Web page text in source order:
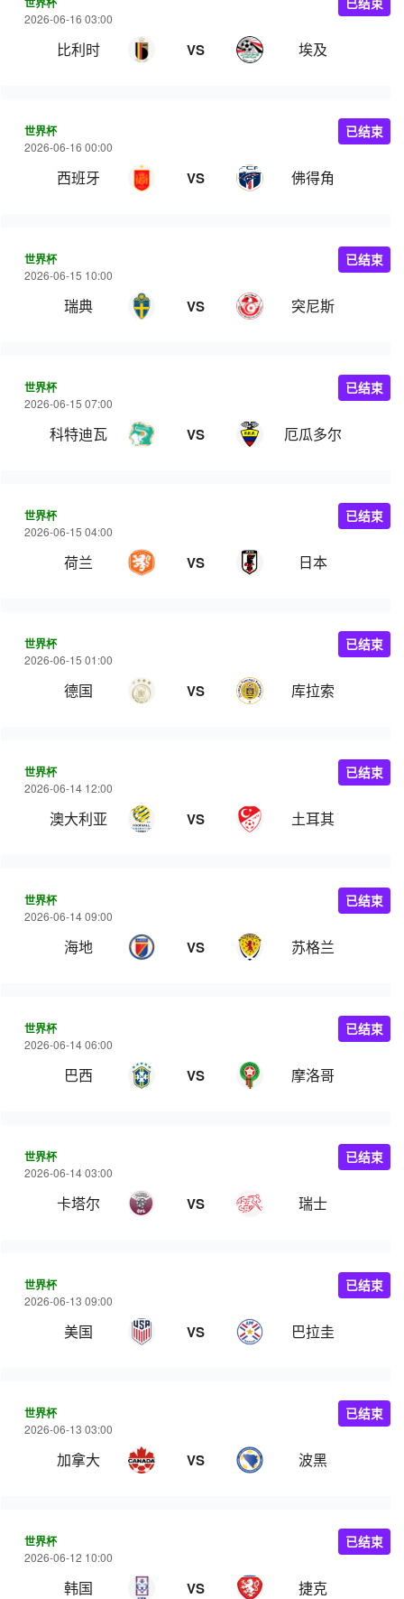
2026-06-16 03:00
比利时 VS 埃及
世界杯
2026-06-16 00:00
西班牙 VS 佛得角
已结束
世界杯
2026-06-15 10:00
瑞典 VS 突尼斯
已结束
世界杯
2026-06-15 07:00
科特迪瓦 VS 厄瓜多尔
已结束
世界杯
2026-06-15 04:00
荷兰 VS 日本
已结束
世界杯
2026-06-15 01:00
德国 VS 库拉索
已结束
世界杯
2026-06-14 12:00
澳大利亚 VS 土耳其
已结束
世界杯
2026-06-14 09:00
海地 VS 苏格兰
已结束
世界杯
2026-06-14 06:00
巴西 VS 摩洛哥
已结束
世界杯
2026-06-14 03:00
卡塔尔 VS 瑞士
已结束
世界杯
2026-06-13 09:00
美国 VS 巴拉圭
已结束
世界杯
2026-06-13 03:00
加拿大 VS 波黑
已结束
世界杯
2026-06-12 10:00
韩国 VS 捷克
已结束